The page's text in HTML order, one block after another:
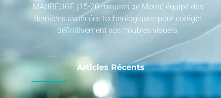
MAUBEUGE (15-20 minutes de Mons) équipé des
dernières avancées technologiques pour corriger
définitivement vos troubles visuels.
Articles Récents